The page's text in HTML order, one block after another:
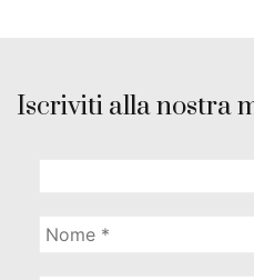
Iscriviti alla nostra